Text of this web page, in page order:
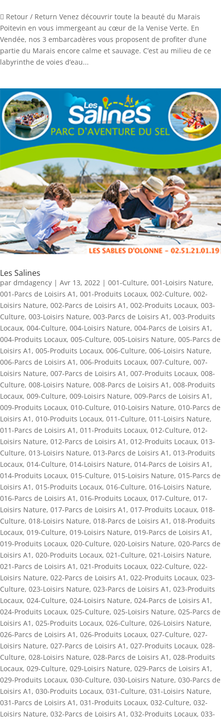
 Retour / Return Venez découvrir toute la beauté du Marais
Poitevin en vous immergeant au cœur de la Venise Verte. En
Vendée, nos 3 embarcadères vous proposent de profiter d’une
partie du Marais encore calme et sauvage. C’est au milieu de ce
labyrinthe de voies d’eau...
Les Salines
par dmdagency | Avr 13, 2022 | 001-Culture, 001-Loisirs Nature,
001-Parcs de Loisirs A1 , 001-Produits Locaux, 002-Culture, 002-
Loisirs Nature, 002-Parcs de Loisirs A1 , 002-Produits Locaux, 003-
Culture, 003-Loisirs Nature, 003-Parcs de Loisirs A1 , 003-Produits
Locaux, 004-Culture, 004-Loisirs Nature, 004-Parcs de Loisirs A1 ,
004-Produits Locaux, 005-Culture, 005-Loisirs Nature, 005-Parcs de
Loisirs A1 , 005-Produits Locaux, 006-Culture, 006-Loisirs Nature,
006-Parcs de Loisirs A1 , 006-Produits Locaux, 007-Culture, 007-
Loisirs Nature, 007-Parcs de Loisirs A1 , 007-Produits Locaux, 008-
Culture, 008-Loisirs Nature, 008-Parcs de Loisirs A1 , 008-Produits
Locaux, 009-Culture, 009-Loisirs Nature, 009-Parcs de Loisirs A1 ,
009-Produits Locaux, 010-Culture, 010-Loisirs Nature, 010-Parcs de
Loisirs A1 , 010-Produits Locaux, 011-Culture, 011-Loisirs Nature,
011-Parcs de Loisirs A1 , 011-Produits Locaux, 012-Culture, 012-
Loisirs Nature, 012-Parcs de Loisirs A1 , 012-Produits Locaux, 013-
Culture, 013-Loisirs Nature, 013-Parcs de Loisirs A1 , 013-Produits
Locaux, 014-Culture, 014-Loisirs Nature, 014-Parcs de Loisirs A1 ,
014-Produits Locaux, 015-Culture, 015-Loisirs Nature, 015-Parcs de
Loisirs A1 , 015-Produits Locaux, 016-Culture, 016-Loisirs Nature,
016-Parcs de Loisirs A1 , 016-Produits Locaux, 017-Culture, 017-
Loisirs Nature, 017-Parcs de Loisirs A1 , 017-Produits Locaux, 018-
Culture, 018-Loisirs Nature, 018-Parcs de Loisirs A1 , 018-Produits
Locaux, 019-Culture, 019-Loisirs Nature, 019-Parcs de Loisirs A1 ,
019-Produits Locaux, 020-Culture, 020-Loisirs Nature, 020-Parcs de
Loisirs A1 , 020-Produits Locaux, 021-Culture, 021-Loisirs Nature,
021-Parcs de Loisirs A1 , 021-Produits Locaux, 022-Culture, 022-
Loisirs Nature, 022-Parcs de Loisirs A1 , 022-Produits Locaux, 023-
Culture, 023-Loisirs Nature, 023-Parcs de Loisirs A1 , 023-Produits
Locaux, 024-Culture, 024-Loisirs Nature, 024-Parcs de Loisirs A1 ,
024-Produits Locaux, 025-Culture, 025-Loisirs Nature, 025-Parcs de
Loisirs A1 , 025-Produits Locaux, 026-Culture, 026-Loisirs Nature,
026-Parcs de Loisirs A1 , 026-Produits Locaux, 027-Culture, 027-
Loisirs Nature, 027-Parcs de Loisirs A1 , 027-Produits Locaux, 028-
Culture, 028-Loisirs Nature, 028-Parcs de Loisirs A1 , 028-Produits
Locaux, 029-Culture, 029-Loisirs Nature, 029-Parcs de Loisirs A1 ,
029-Produits Locaux, 030-Culture, 030-Loisirs Nature, 030-Parcs de
Loisirs A1 , 030-Produits Locaux, 031-Culture, 031-Loisirs Nature,
031-Parcs de Loisirs A1 , 031-Produits Locaux, 032-Culture, 032-
Loisirs Nature, 032-Parcs de Loisirs A1 , 032-Produits Locaux, 033-